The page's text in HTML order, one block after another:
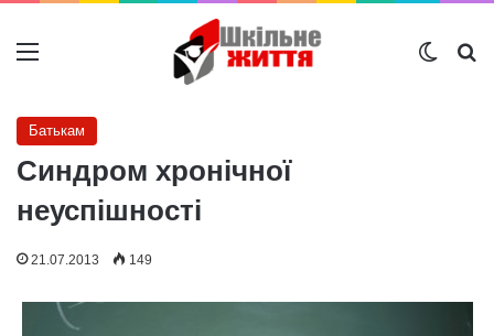
Меню
Батькам
Синдром хронічної
неуспішності
21.07.2013 149